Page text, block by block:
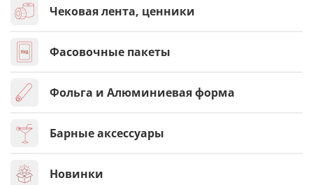
Чековая лента, ценники
Фасовочные пакеты
Фольга и Алюминиевая форма
Барные аксессуары
Новинки